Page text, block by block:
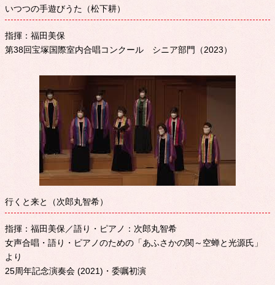
いつつの手遊びうた（松下耕）
指揮：福田美保
第38回宝塚国際室内合唱コンクール シニア部門（2023）
行くと来と（次郎丸智希）
指揮：福田美保／語り・ピアノ：次郎丸智希
女声合唱・語り・ピアノのための「あふさかの関～空蝉と光源氏」
より
25周年記念演奏会 (2021)・委嘱初演